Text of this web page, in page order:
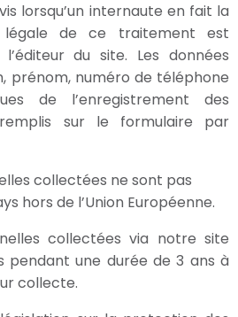
lorsqu’un internaute en fait la
légale de ce traitement est
du site. Les données
prénom, numéro de téléphone
de l’enregistrement des
sur le formulaire par
collectées ne sont pas
hors de l’Union Européenne.
collectées via notre site
pendant une durée de 3 ans à
collecte.